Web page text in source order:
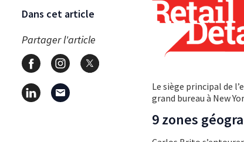
Dans cet article
Partager l'article
Le siège principal de
grand bureau à New
9 zones